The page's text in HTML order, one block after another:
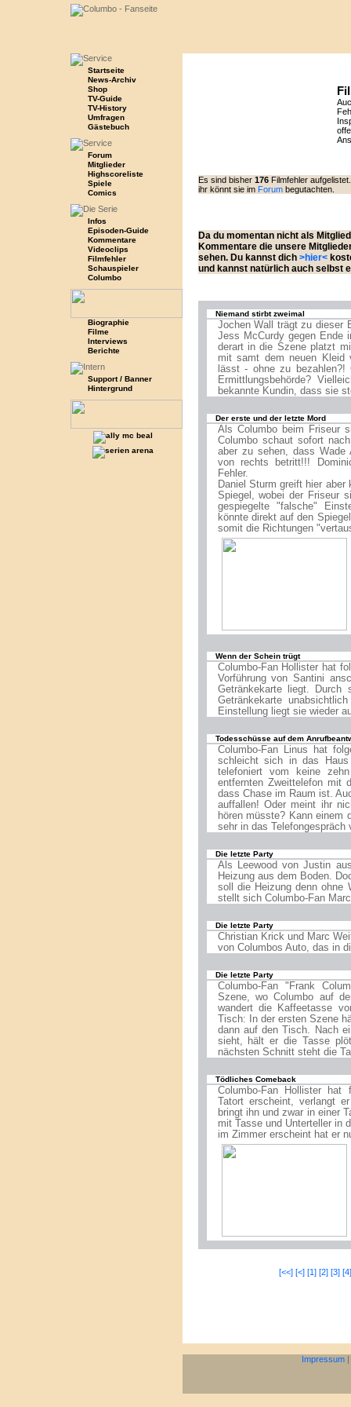
Startseite
News-Archiv
Shop
TV-Guide
TV-History
Umfragen
Gästebuch
Forum
Mitglieder
Highscoreliste
Spiele
Comics
Infos
Episoden-Guide
Kommentare
Videoclips
Filmfehler
Schauspieler
Columbo
Biographie
Filme
Interviews
Berichte
Support / Banner
Hintergrund
Es sind bisher 176Filmfehler
ihr könnt sie im Forumbegutachten.
Da du momentan nicht als
Kommentare die unsere
sehen. Du kannst dich>hier<
und kannst natürlich auch selbst
Niemand stirbt zweimal
Jochen Wall trägt zu dieser
Jess McCurdy gegen Ende
derart in die Szene platzt
mit samt dem neuen Kleid
lässt - ohne zu bezahlen?!
Ermittlungsbehörde?
bekannte Kundin, dass sie
Der erste und der letzte Mord
Als Columbo beim Friseur
Columbo schaut sofort
aber zu sehen, dass Wade
von rechts betritt!!!
Fehler.
Daniel Sturm greift hier
Spiegel, wobei der Friseur
gespiegelte "falsche"
könnte direkt auf den
somit die Richtungen
Wenn der Schein trügt
Columbo-Fan Hollister hat
Vorführung von Santini
Getränkekarte liegt. Durch
Getränkekarte
Einstellung liegt sie wieder
Todesschüsse auf dem
Columbo-Fan Linus hat
schleicht sich in das
telefoniert vom keine
entfernten Zweittelefon mit
dass Chase im Raum ist.
auffallen! Oder meint ihr
hören müsste? Kann einem
sehr in das
Die letzte Party
Als Leewood von Justin
Heizung aus dem Boden.
soll die Heizung denn ohne
stellt sich Columbo-Fan
Die letzte Party
Christian Krick und Marc
von Columbos Auto, das in
Die letzte Party
Columbo-Fan "Frank
Szene, wo Columbo auf
wandert die Kaffeetasse
Tisch: In der ersten Szene
dann auf den Tisch. Nach
sieht, hält er die Tasse
nächsten Schnitt steht die
Tödliches Comeback
Columbo-Fan Hollister hat
Tatort erscheint, verlangt
bringt ihn und zwar in einer
mit Tasse und Unterteller in
im Zimmer erscheint hat er
[<<] [<] [1] [2] [3] [4]
Impressum |